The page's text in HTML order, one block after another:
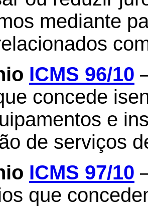
mediante
ICMS 96/10
concede
e
de serviços
ICMS 97/10
que